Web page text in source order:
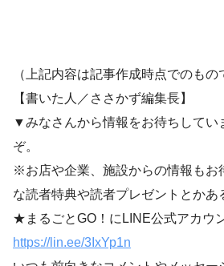
（上記内容は記事作成時点でのもの
【書いた人／ささかず編集長】
▼みなさんから情報をお待ちしてい
ぞ。
※お店や企業、施設からの情報もお
な読者特典や読者プレゼントとかあ
★まるごとGO！にLINE公式アカウ
https://lin.ee/3IxYp1n